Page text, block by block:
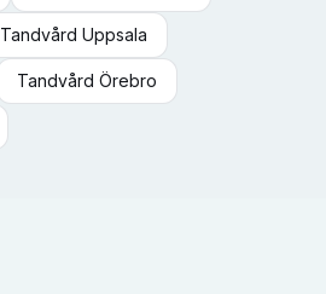
Tandvård Uppsala
Tandvård Örebro